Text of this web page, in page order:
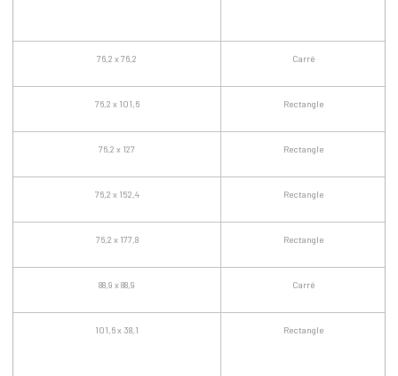
76,2 x 76,2 Carré
76,2 x 101,6 Rectangle
76,2 x 127 Rectangle
76,2 x 152,4 Rectangle
76,2 x 177,8 Rectangle
88,9 x 88,9 Carré
101,6 x 38,1 Rectangle